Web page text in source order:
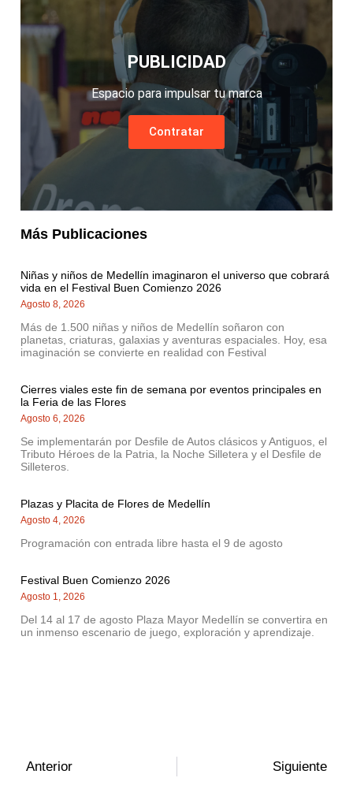
PUBLICIDAD
Espacio para impulsar tu marca
Contratar
Más Publicaciones
Niñas y niños de Medellín imaginaron el universo que cobrará
vida en el Festival Buen Comienzo 2026
Agosto 8, 2026
Más de 1.500 niñas y niños de Medellín soñaron con
planetas, criaturas, galaxias y aventuras espaciales. Hoy, esa
imaginación se convierte en realidad con Festival
Cierres viales este fin de semana por eventos principales en
la Feria de las Flores
Agosto 6, 2026
Se implementarán por Desfile de Autos clásicos y Antiguos, el
Tributo Héroes de la Patria, la Noche Silletera y el Desfile de
Silleteros.
Plazas y Placita de Flores de Medellín
Agosto 4, 2026
Programación con entrada libre hasta el 9 de agosto
Festival Buen Comienzo 2026
Agosto 1, 2026
Del 14 al 17 de agosto Plaza Mayor Medellín se convertira en
un inmenso escenario de juego, exploración y aprendizaje.
Anterior Siguiente